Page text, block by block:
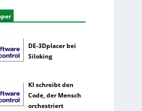
DE-3Dplacer bei
Siloking
KI schreibt den
Code, der Mensch
orchestriert